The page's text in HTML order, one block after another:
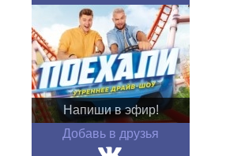
Напиши в эфир!
Добавь в друзья